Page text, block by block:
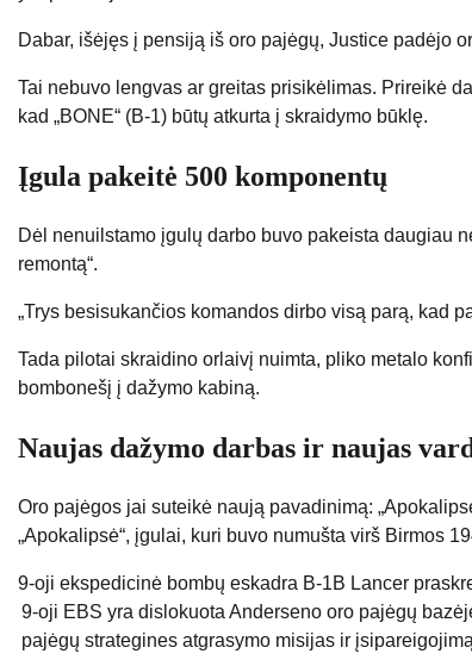
Dabar, išėjęs į pensiją iš oro pajėgų, Justice padėjo
Tai nebuvo lengvas ar greitas prisikėlimas. Prireikė
kad „BONE“ (B-1) būtų atkurta į skraidymo būklę.
Įgula pakeitė 500 komponentų
Dėl nenuilstamo įgulų darbo buvo pakeista daugiau
remontą“.
„Trys besisukančios komandos dirbo visą parą, kad
Tada pilotai skraidino orlaivį nuimta, pliko metalo
bombonešį į dažymo kabiną.
Naujas dažymo darbas ir naujas
Oro pajėgos jai suteikė naują pavadinimą:
„Apokalipsė“, įgulai, kuri buvo numušta virš Birmos
9-oji ekspedicinė bombų eskadra B-1B Lancer
9-oji EBS yra dislokuota Anderseno oro pajėgų
pajėgų strategines atgrasymo misijas ir